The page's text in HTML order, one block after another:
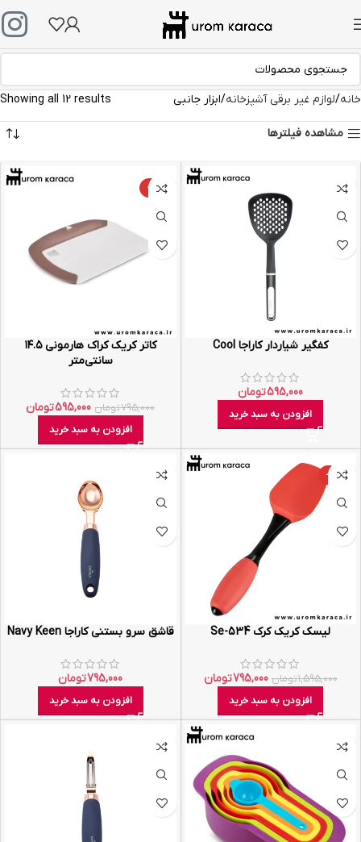
خانه لوازم غیر برقی آشپزخانه ابزار جانبی Showing all 12 results
مشاهده فیلترها
کفگیر شیاردار کاراجا Cool
595,000تومان
افزودن به سبد خرید
-25%
کاتر کریک کراک هارمونی ۱۴.۵
سانتی‌متر
795,000تومان 595,000تومان
افزودن به سبد خرید
-50%
لیسک کریک کرک Se-534
1,595,000تومان 795,000تومان
افزودن به سبد خرید
قاشق سرو بستنی کاراجا Navy Keen
795,000تومان
افزودن به سبد خرید